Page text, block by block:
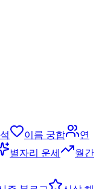
이름 궁합
연
별자리 운세
월간